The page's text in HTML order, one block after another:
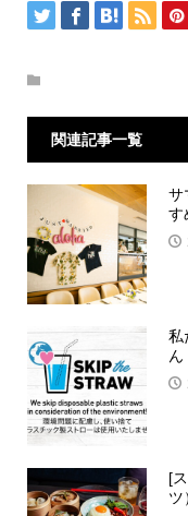
関連記事一覧
サ
す
私
ん
[
ツ